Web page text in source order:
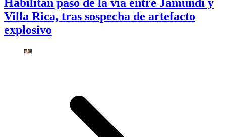
Villa Rica, tras sospecha de artefacto
explosivo